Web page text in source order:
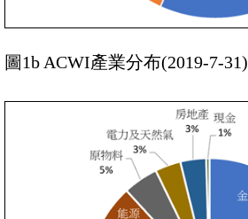
圖1b ACWI產業分布(2019-7-31)